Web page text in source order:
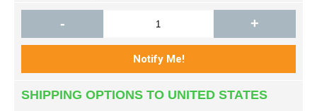
- +
SHIPPING OPTIONS TO UNITED STATES